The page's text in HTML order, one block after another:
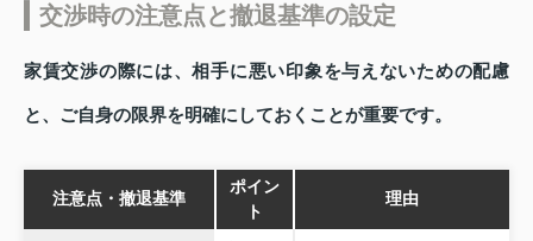
交渉時の注意点と撤退基準の設定
家賃交渉の際には、相手に悪い印象を与えないための配慮
と、ご自身の限界を明確にしておくことが重要です。
注意点・撤退基準
ポイン
ト
理由